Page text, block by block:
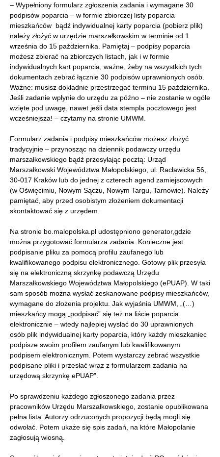
– Wypełniony formularz zgłoszenia zadania i wymagane 30
podpisów poparcia – w formie zbiorczej listy poparcia
mieszkańców bądź indywidualnej karty poparcia (pobierz plik)
należy złożyć w urzędzie marszałkowskim w terminie od 1
września do 15 października. Pamiętaj – podpisy poparcia
możesz zbierać na zbiorczych listach, jak i w formie
indywidualnych kart poparcia, ważne, żeby na wszystkich tych
dokumentach zebrać łącznie 30 podpisów uprawnionych osób.
Ważne: musisz dokładnie przestrzegać terminu 15 października.
Jeśli zadanie wpłynie do urzędu za późno – nie zostanie w ogóle
wzięte pod uwagę, nawet jeśli data stempla pocztowego jest
wcześniejsza! – czytamy na stronie UMWM.
Formularz zadania i podpisy mieszkańców możesz złożyć
tradycyjnie – przynosząc na dziennik podawczy urzędu
marszałkowskiego bądź przesyłając pocztą: Urząd
Marszałkowski Województwa Małopolskiego, ul. Racławicka 56,
30-017 Kraków lub do jednej z czterech agend zamiejscowych
(w Oświęcimiu, Nowym Sączu, Nowym Targu, Tarnowie). Należy
pamiętać, aby przed osobistym złożeniem dokumentacji
skontaktować się z urzędem.
Na stronie bo.malopolska.pl udostępniono generator,gdzie
można przygotować formularza zadania. Konieczne jest
podpisanie pliku za pomocą profilu zaufanego lub
kwalifikowanego podpisu elektronicznego. Gotowy plik przesyła
się na elektroniczną skrzynkę podawczą Urzędu
Marszałkowskiego Województwa Małopolskiego (ePUAP). W taki
sam sposób można wysłać zeskanowane podpisy mieszkańców,
wymagane do złożenia projektu. Jak wyjaśnia UMWM, „(…)
mieszkańcy mogą „podpisać” się też na liście poparcia
elektronicznie – wtedy najlepiej wysłać do 30 uprawnionych
osób plik indywidualnej karty poparcia, który każdy mieszkaniec
podpisze swoim profilem zaufanym lub kwalifikowanym
podpisem elektronicznym. Potem wystarczy zebrać wszystkie
podpisane pliki i przesłać wraz z formularzem zadania na
urzędową skrzynkę ePUAP”.
Po sprawdzeniu każdego zgłoszonego zadania przez
pracowników Urzędu Marszałkowskiego, zostanie opublikowana
pełna lista. Autorzy odrzuconych propozycji będą mogli się
odwołać. Potem ukaże się spis zadań, na które Małopolanie
zagłosują wiosną.